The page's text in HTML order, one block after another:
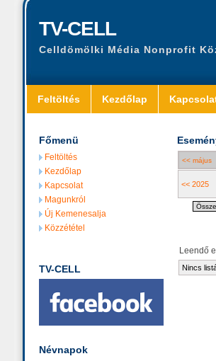
TV-CELL
Celldömölki Média Nonprofit
Feltöltés Kezdőlap
Főmenü
Feltöltés
Kezdőlap
Kapcsolat
Magunkról
Új Kemenesalja
Közzététel
TV-CELL
Névnapok
<< május
<< 2025
Leendő
Nincs